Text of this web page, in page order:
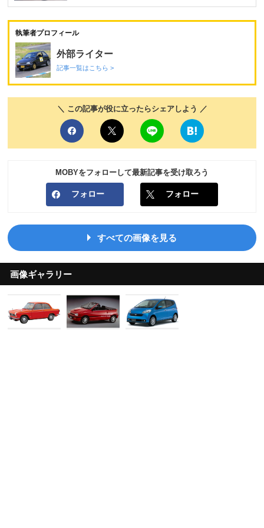
執筆者プロフィール
外部ライター
記事一覧はこちら >
＼ この記事が役に立ったらシェアしよう ／
MOBYをフォローして最新記事を受け取ろう
フォロー フォロー
すべての画像を見る
画像ギャラリー